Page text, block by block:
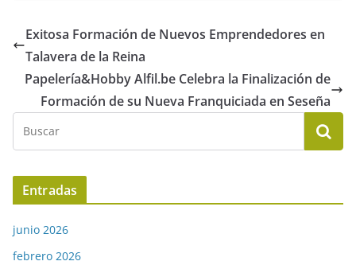
Exitosa Formación de Nuevos Emprendedores en
Talavera de la Reina
Papelería&Hobby Alfil.be Celebra la Finalización de
Formación de su Nueva Franquiciada en Seseña
Entradas
junio 2026
febrero 2026